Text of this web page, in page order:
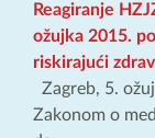
Reagiranje
ožujka 2015.
riskirajući
Zagreb, 5.
Zakonom o